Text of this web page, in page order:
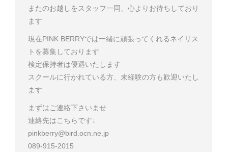
またのお越しをスタッフ一同、心よりお待ちしており
ます
現在PINK BERRYでは一緒に頑張ってくれるネイリス
トを募集しております
検定保持者は優遇いたします
スクールに行かれている方、未経験の方も歓迎いたし
ます
まずはご連絡下さいませ
連絡先はこちらです↓
pinkberry@bird.ocn.ne.jp
089-915-2015